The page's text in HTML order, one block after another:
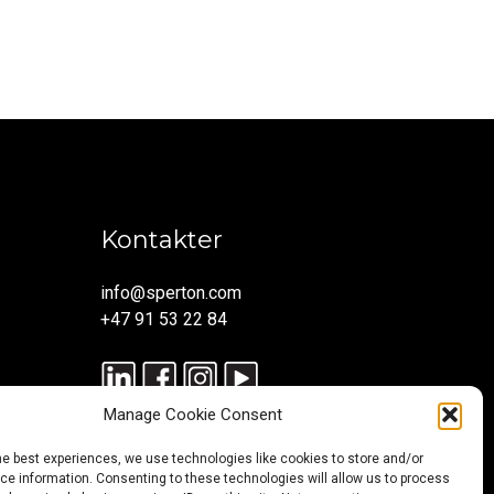
Manage Cookie Consent
best experiences, we use technologies like cookies to store and/or
information. Consenting to these technologies will allow us to process
Kontakter
info@sperton.com
+47 91 53 22 84